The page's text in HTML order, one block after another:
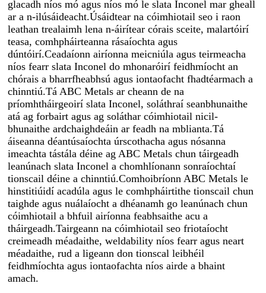
glacadh níos mó agus níos mó le slata Inconel mar gheall
ar a n-ilúsáideacht.Úsáidtear na cóimhiotail seo i raon
leathan trealaimh lena n-áirítear córais sceite, malartóirí
teasa, comhpháirteanna rásaíochta agus
dúntóirí.Ceadaíonn airíonna meicniúla agus teirmeacha
níos fearr slata Inconel do mhonaróirí feidhmíocht an
chórais a bharrfheabhsú agus iontaofacht fhadtéarmach a
chinntiú.Tá ABC Metals ar cheann de na
príomhtháirgeoirí slata Inconel, soláthraí seanbhunaithe
atá ag forbairt agus ag soláthar cóimhiotail nicil-
bhunaithe ardchaighdeáin ar feadh na mblianta.Tá
áiseanna déantúsaíochta úrscothacha agus nósanna
imeachta tástála déine ag ABC Metals chun táirgeadh
leanúnach slata Inconel a chomhlíonann sonraíochtaí
tionscail déine a chinntiú.Comhoibríonn ABC Metals le
hinstitiúidí acadúla agus le comhpháirtithe tionscail chun
taighde agus nuálaíocht a dhéanamh go leanúnach chun
cóimhiotail a bhfuil airíonna feabhsaithe acu a
tháirgeadh.Tairgeann na cóimhiotail seo friotaíocht
creimeadh méadaithe, weldability níos fearr agus neart
méadaithe, rud a ligeann don tionscal leibhéil
feidhmíochta agus iontaofachta níos airde a bhaint
amach.